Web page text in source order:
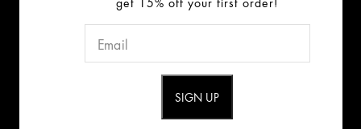
RICICLA I TUOI PRODOTTI
get 15% off your first order!